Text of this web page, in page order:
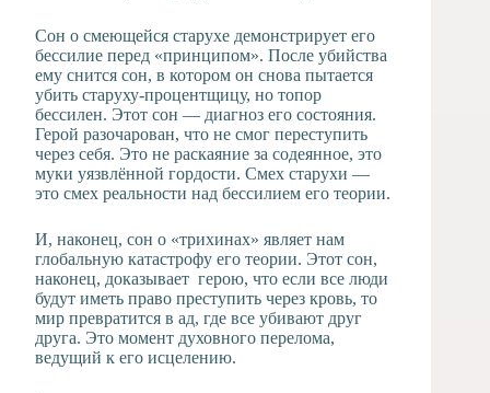
Сон о смеющейся старухе демонстрирует его
бессилие перед «принципом». После убийства
ему снится сон, в котором он снова пытается
убить старуху-процентщицу, но топор
бессилен. Этот сон — диагноз его состояния.
Герой разочарован, что не смог переступить
через себя. Это не раскаяние за содеянное, это
муки уязвлённой гордости. Смех старухи —
это смех реальности над бессилием его теории.
И, наконец, сон о «трихинах» являет нам
глобальную катастрофу его теории. Этот сон,
наконец, доказывает герою, что если все люди
будут иметь право преступить через кровь, то
мир превратится в ад, где все убивают друг
друга. Это момент духовного перелома,
ведущий к его исцелению.